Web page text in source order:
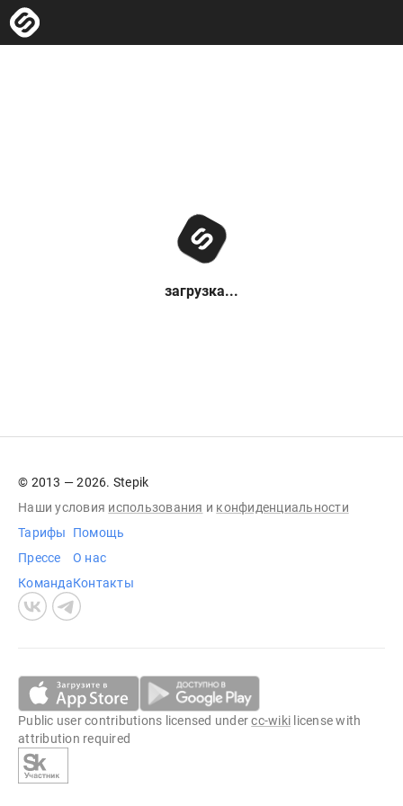
загрузка...
© 2013 — 2026. Stepik
Наши условия использования и конфиденциальности
Тарифы
Прессе
Команда
Помощь
О нас
Контакты
Public user contributions licensed undercc-wiki license with
attribution required